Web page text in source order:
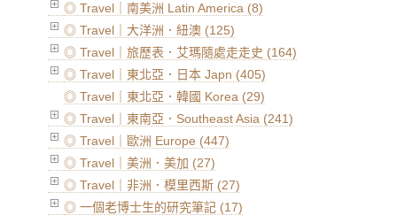
◎ Travel｜南美洲 Latin America (8)
◎ Travel｜大洋洲．紐澳 (125)
◎ Travel｜旅歷表．艾瑪隨處走走史 (164)
◎ Travel｜東北亞．日本 Japn (405)
◎ Travel｜東北亞．韓國 Korea (29)
◎ Travel｜東南亞．Southeast Asia (241)
◎ Travel｜歐洲 Europe (447)
◎ Travel｜美洲．美加 (27)
◎ Travel｜非洲．模里西斯 (27)
◎ 一個老博士生的研究筆記 (17)